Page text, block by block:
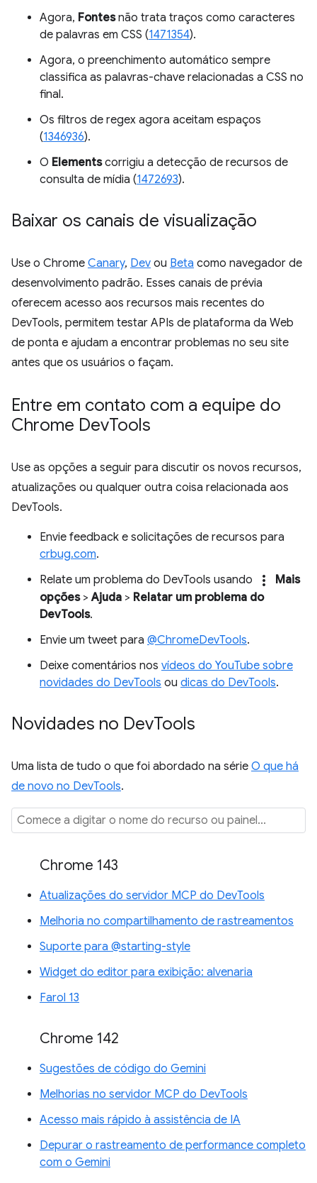
Agora, Fontesnão trata traços como caracteres
de palavras em CSS (1471354).
Agora, o preenchimento automático sempre
classifica as palavras-chave relacionadas a CSS no
final.
Os filtros de regex agora aceitam espaços
(1346936).
O Elementscorrigiu a detecção de recursos de
consulta de mídia (1472693).
Baixar os canais de visualização
Use o Chrome Canary, Dev ou Beta como navegador de
desenvolvimento padrão. Esses canais de prévia
oferecem acesso aos recursos mais recentes do
DevTools, permitem testar APIs de plataforma da Web
de ponta e ajudam a encontrar problemas no seu site
antes que os usuários o façam.
Entre em contato com a equipe do
Chrome DevTools
Use as opções a seguir para discutir os novos recursos,
atualizações ou qualquer outra coisa relacionada aos
DevTools.
Envie feedback e solicitações de recursos para
crbug.com.
Relate um problema do DevTools usando
more_vert
Mais
opções>Ajuda > Relatar um problema do
DevTools.
Envie um tweet para @ChromeDevTools.
Deixe comentários nos vídeos do YouTube sobre
novidades do DevTools ou dicas do DevTools.
Novidades no DevTools
Uma lista de tudo o que foi abordado na série O que há
de novo no DevTools.
Chrome 143
Atualizações do servidor MCP do DevTools
Melhoria no compartilhamento de rastreamentos
Suporte para @starting-style
Widget do editor para exibição: alvenaria
Farol 13
Chrome 142
Sugestões de código do Gemini
Melhorias no servidor MCP do DevTools
Acesso mais rápido à assistência de IA
Depurar o rastreamento de performance completo
com o Gemini